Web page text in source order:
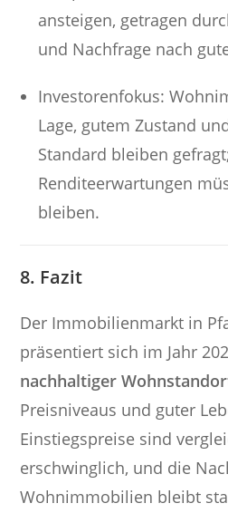
ansteigen, getragen
und Nachfrage nach
Investorenfokus:
Lage, gutem Zustand
Standard bleiben
Renditeerwartungen
bleiben.
8. Fazit
Der Immobilienmarkt in
präsentiert sich im Jahr
nachhaltiger
Preisniveaus und guter
Einstiegspreise sind
erschwinglich, und die
Wohnimmobilien bleibt